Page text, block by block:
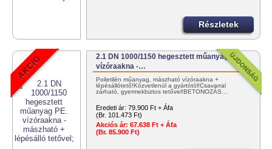
Részletek
2.1 DN 1000/1150 hegesztett műanyag PE.
vízóraakna -…
Polietilén műanyag, mászható vízóraakna +
lépésállótető!Közvetlenül a gyártótól!Csavarral
zárható, gyermekbiztos tetővel!BETONOZÁS…
Eredeti ár: 79.900 Ft + Áfa
(Br. 101.473 Ft)
Akciós ár: 67.638 Ft + Áfa
(Br. 85.900 Ft)